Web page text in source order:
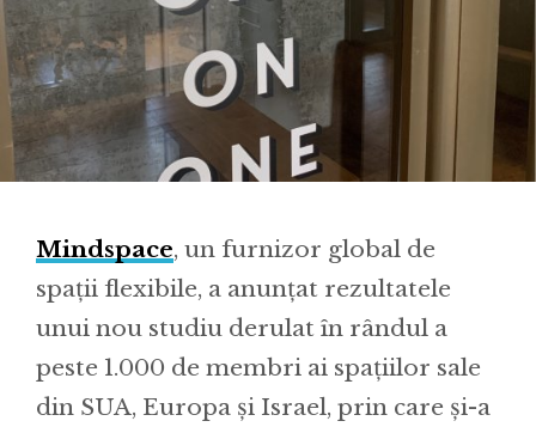
Mindspace, un furnizor global de
spații flexibile, a anunțat rezultatele
unui nou studiu derulat în rândul a
peste 1.000 de membri ai spațiilor sale
din SUA, Europa și Israel, prin care și-a